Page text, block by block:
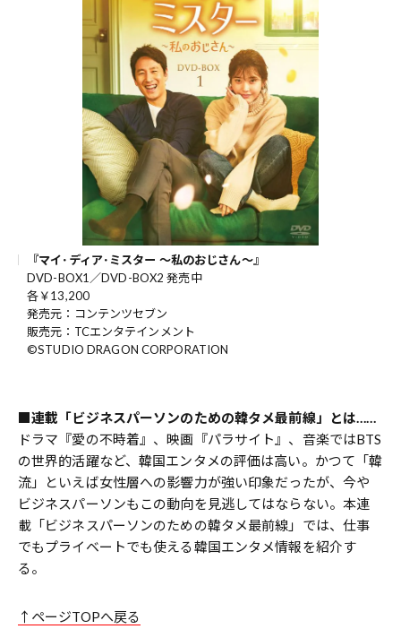
『マイ･ディア･ミスター ～私のおじさん～』
DVD-BOX1／DVD-BOX2 発売中
各￥13,200
発売元：コンテンツセブン
販売元：TCエンタテインメント
©STUDIO DRAGON CORPORATION
■連載「ビジネスパーソンのための韓タメ最前線」とは……
ドラマ『愛の不時着』、映画『パラサイト』、音楽ではBTS
の世界的活躍など、韓国エンタメの評価は高い。かつて「韓
流」といえば女性層への影響力が強い印象だったが、今や
ビジネスパーソンもこの動向を見逃してはならない。本連
載「ビジネスパーソンのための韓タメ最前線」では、仕事
でもプライベートでも使える韓国エンタメ情報を紹介す
る。
↑ページTOPへ戻る